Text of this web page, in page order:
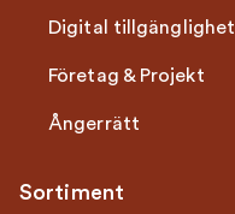
Digital tillgänglighet
Företag & Projekt
Ångerrätt
Sortiment